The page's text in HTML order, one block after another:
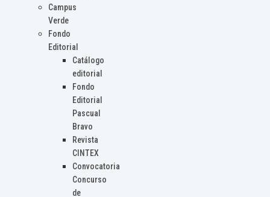
Campus
Verde
Fondo
Editorial
Catálogo
editorial
Fondo
Editorial
Pascual
Bravo
Revista
CINTEX
Convocatoria
Concurso
de